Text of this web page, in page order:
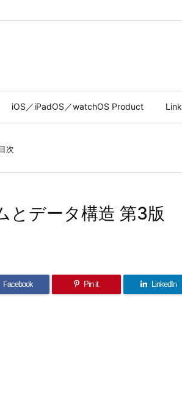
iOS／iPadOS／watchOS Product Link
次
とデータ構造 第3版
Facebook Pin it LinkedIn